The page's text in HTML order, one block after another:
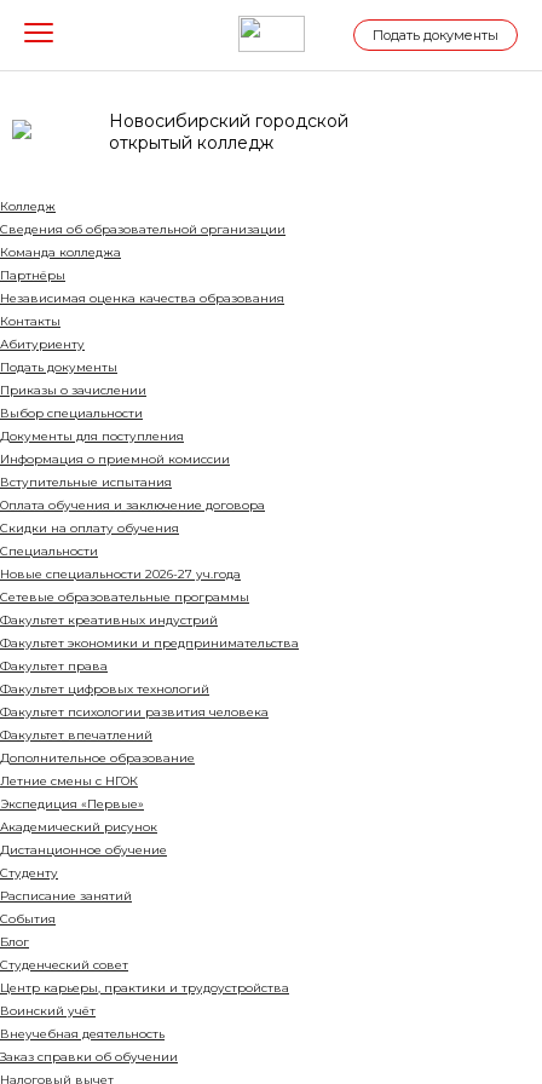
Подать документы
Новосибирский городской
открытый колледж
Колледж
Сведения об образовательной организации
Команда колледжа
Партнёры
Независимая оценка качества образования
Контакты
Абитуриенту
Подать документы
Приказы о зачислении
Выбор специальности
Документы для поступления
Информация о приемной комиссии
Вступительные испытания
Оплата обучения и заключение договора
Cкидки на оплату обучения
Специальности
Новые специальности 2026-27 уч.года
Сетевые образовательные программы
Факультет креативных индустрий
Факультет экономики и предпринимательства
Факультет права
Факультет цифровых технологий
Факультет психологии развития человека
Факультет впечатлений
Дополнительное образование
Летние смены с НГОК
Экспедиция «Первые»
Академический рисунок
Дистанционное обучение
Студенту
Расписание занятий
События
Блог
Студенческий совет
Центр карьеры, практики и трудоустройства
Воинский учёт
Внеучебная деятельность
Заказ справки об обучении
Налоговый вычет